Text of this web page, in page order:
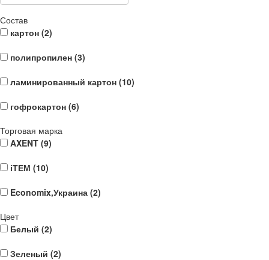
Состав
картон (2)
полипропилен (3)
ламинированный картон (10)
гофрокартон (6)
Торговая марка
AXENT (9)
іТЕМ (10)
Economix,Украина (2)
Цвет
Белый (2)
Зеленый (2)